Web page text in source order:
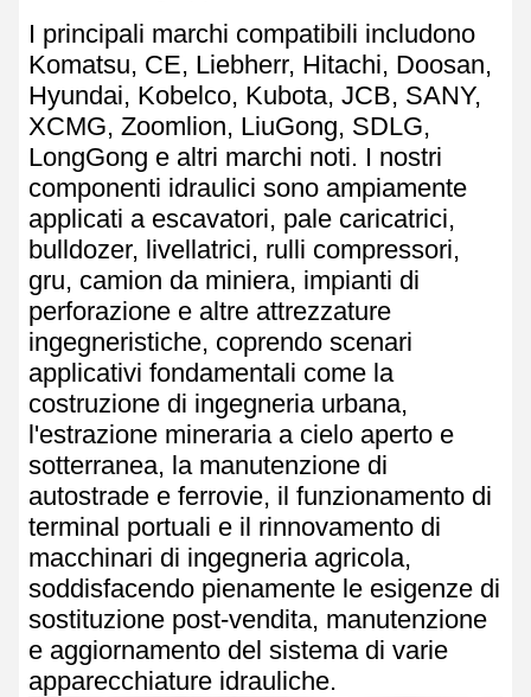
I principali marchi compatibili includono
Komatsu, CE, Liebherr, Hitachi, Doosan,
Hyundai, Kobelco, Kubota, JCB, SANY,
XCMG, Zoomlion, LiuGong, SDLG,
LongGong e altri marchi noti. I nostri
componenti idraulici sono ampiamente
applicati a escavatori, pale caricatrici,
bulldozer, livellatrici, rulli compressori,
gru, camion da miniera, impianti di
perforazione e altre attrezzature
ingegneristiche, coprendo scenari
applicativi fondamentali come la
costruzione di ingegneria urbana,
l'estrazione mineraria a cielo aperto e
sotterranea, la manutenzione di
autostrade e ferrovie, il funzionamento di
terminal portuali e il rinnovamento di
macchinari di ingegneria agricola,
soddisfacendo pienamente le esigenze di
sostituzione post-vendita, manutenzione
e aggiornamento del sistema di varie
apparecchiature idrauliche.